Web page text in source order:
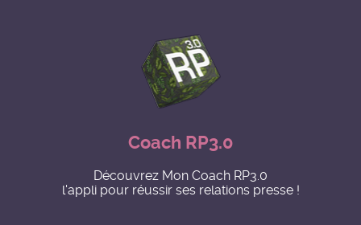
Coach RP3.0
Découvrez Mon Coach RP3.0
l'appli pour réussir ses relations presse !